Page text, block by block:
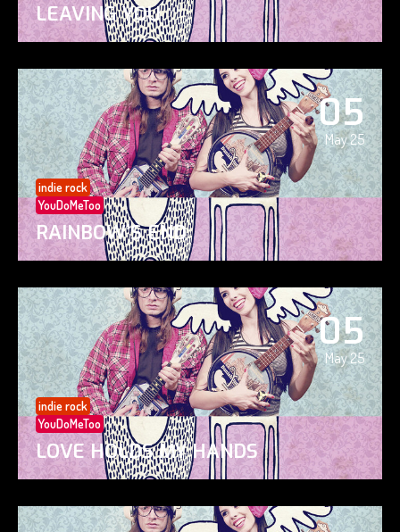
LEAVING YOU
05
May 25
indie rock
YouDoMeToo
RAINBOW’S END
05
May 25
indie rock
YouDoMeToo
LOVE HOLDS MY HANDS